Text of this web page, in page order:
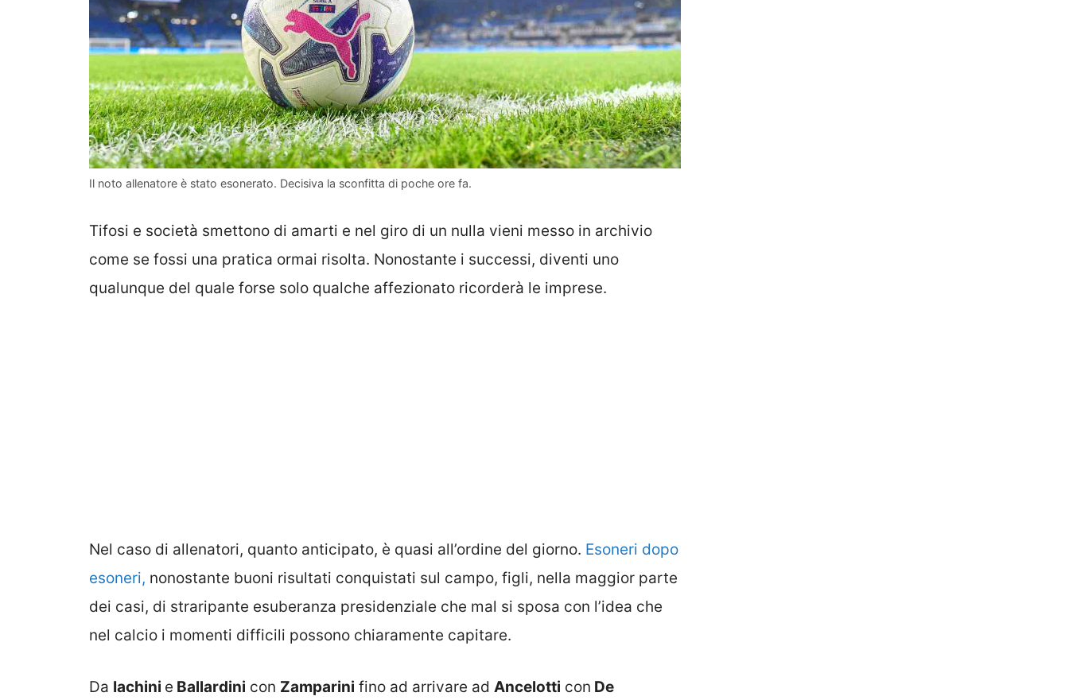
Il noto allenatore è stato esonerato. Decisiva la sconfitta di poche ore fa.
Tifosi e società smettono di amarti e nel giro di un nulla vieni messo in archivio
come se fossi una pratica ormai risolta. Nonostante i successi, diventi uno
qualunque del quale forse solo qualche affezionato ricorderà le imprese.
Nel caso di allenatori, quanto anticipato, è quasi all’ordine del giorno. Esoneri dopo
esoneri, nonostante buoni risultati conquistati sul campo, figli, nella maggior parte
dei casi, di straripante esuberanza presidenziale che mal si sposa con l’idea che
nel calcio i momenti difficili possono chiaramente capitare.
Da Iachini e Ballardini con Zamparini fino ad arrivare ad Ancelotti con De